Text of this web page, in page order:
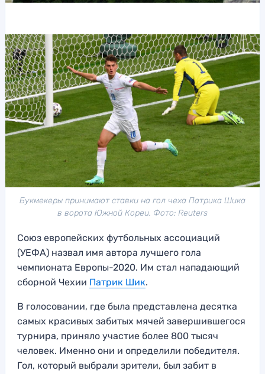
Букмекеры принимают ставки на гол чеха Патрика Шика
в ворота Южной Кореи. Фото: Reuters
Союз европейских футбольных ассоциаций
(УЕФА) назвал имя автора лучшего гола
чемпионата Европы-2020. Им стал нападающий
сборной Чехии Патрик Шик.
В голосовании, где была представлена десятка
самых красивых забитых мячей завершившегося
турнира, приняло участие более 800 тысяч
человек. Именно они и определили победителя.
Гол, который выбрали зрители, был забит в